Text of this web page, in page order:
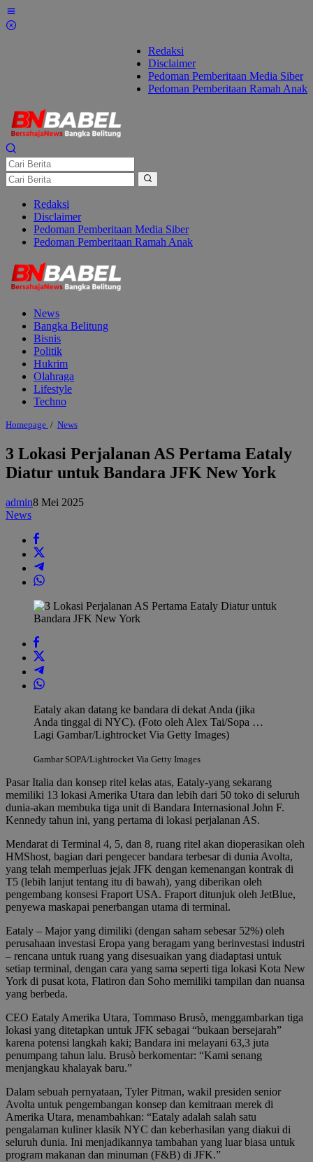
Lewati
ke
Redaksi
Disclaimer
Pedoman Pemberitaan Media Siber
Pedoman Pemberitaan Ramah Anak
Redaksi
Disclaimer
Pedoman Pemberitaan Media Siber
Pedoman Pemberitaan Ramah Anak
News
Bangka Belitung
Bisnis
Politik
Hukrim
Olahraga
Lifestyle
Techno
Homepage / News3
Perjalanan
AS
Pertama
Eataly
untuk
3 Lokasi Perjalanan AS Pertama Eataly
Diatur untuk Bandara JFK New York
admin8 Mei 2025
News
Eataly akan datang ke bandara di dekat Anda (jika
Anda tinggal di NYC). (Foto oleh Alex Tai/Sopa …
Lagi Gambar/Lightrocket Via Getty Images)
Gambar SOPA/Lightrocket Via Getty Images
Pasar Italia dan konsep ritel kelas atas, Eataly-yang sekarang
memiliki 13 lokasi Amerika Utara dan lebih dari 50 toko di seluruh
dunia-akan membuka tiga unit di Bandara Internasional John F.
Kennedy tahun ini, yang pertama di lokasi perjalanan AS.
Mendarat di Terminal 4, 5, dan 8, ruang ritel akan dioperasikan oleh
HMShost, bagian dari pengecer bandara terbesar di dunia Avolta,
yang telah memperluas jejak JFK dengan kemenangan kontrak di
T5 (lebih lanjut tentang itu di bawah), yang diberikan oleh
pengembang konsesi Fraport USA. Fraport ditunjuk oleh JetBlue,
penyewa maskapai penerbangan utama di terminal.
Eataly – Major yang dimiliki (dengan saham sebesar 52%) oleh
perusahaan investasi Eropa yang beragam yang berinvestasi industri
– rencana untuk ruang yang disesuaikan yang diadaptasi untuk
setiap terminal, dengan cara yang sama seperti tiga lokasi Kota New
York di pusat kota, Flatiron dan Soho memiliki tampilan dan nuansa
yang berbeda.
CEO Eataly Amerika Utara, Tommaso Brusò, menggambarkan tiga
lokasi yang ditetapkan untuk JFK sebagai “bukaan bersejarah”
karena potensi langkah kaki; Bandara ini melayani 63,3 juta
penumpang tahun lalu. Brusò berkomentar: “Kami senang
menjangkau khalayak baru.”
Dalam sebuah pernyataan, Tyler Pitman, wakil presiden senior
Avolta untuk pengembangan konsep dan kemitraan merek di
Amerika Utara, menambahkan: “Eataly adalah salah satu
pengalaman kuliner klasik NYC dan keberhasilan yang diakui di
seluruh dunia. Ini menjadikannya tambahan yang luar biasa untuk
program makanan dan minuman (F&B) di JFK.”